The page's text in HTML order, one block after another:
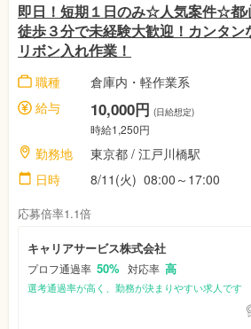
即日！短期１日のみ☆人気案件☆都
徒歩３分で未経験大歓迎！カンタン
リボン入れ作業！
職種
倉庫内・軽作業系
給与
10,000円 (日給想定)
時給1,250円
勤務地 東京都 / 江戸川橋駅
日時
8/11(火) 08:00～17:00
応募倍率1.1倍
キャリアサービス株式会社
プロフ通過率 50% 対応率 高
選考通過率が高く、勤務が決まりやすい求人です